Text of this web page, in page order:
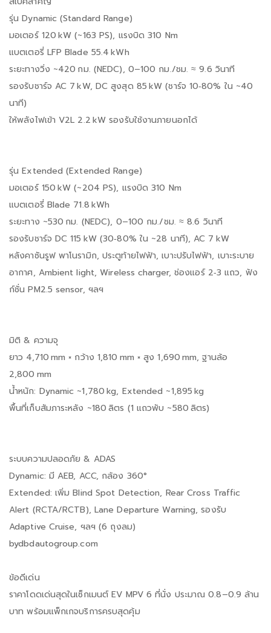
รุ่น Dynamic (Standard Range)
มอเตอร์ 120 kW (~163 PS), แรงบิด 310 Nm
แบตเตอรี่ LFP Blade 55.4 kWh
ระยะทางวิ่ง ~420 กม. (NEDC), 0–100 กม./ชม. ≈ 9.6 วินาที
รองรับชาร์จ AC 7 kW, DC สูงสุด 85 kW (ชาร์จ 10‑80% ใน ~40
นาที)
ให้พลังไฟเข้า V2L 2.2 kW รองรับใช้งานภายนอกได้
รุ่น Extended (Extended Range)
มอเตอร์ 150 kW (~204 PS), แรงบิด 310 Nm
แบตเตอรี่ Blade 71.8 kWh
ระยะทาง ~530 กม. (NEDC), 0–100 กม./ชม. ≈ 8.6 วินาที
รองรับชาร์จ DC 115 kW (30‑80% ใน ~28 นาที), AC 7 kW
หลังคาซันรูฟ พาโนรามิก, ประตูท้ายไฟฟ้า, เบาะปรับไฟฟ้า, เบาะระบาย
อากาศ, Ambient light, Wireless charger, ช่องแอร์ 2‑3 แถว, ฟัง
ก์ชั่น PM2.5 sensor, ฯลฯ
มิติ & ความจุ
ยาว 4,710 mm × กว้าง 1,810 mm × สูง 1,690 mm, ฐานล้อ
2,800 mm
น้ำหนัก: Dynamic ~1,780 kg, Extended ~1,895 kg
พื้นที่เก็บสัมภาระหลัง ~180 ลิตร (1 แถวพับ ~580 ลิตร)
ระบบความปลอดภัย & ADAS
Dynamic: มี AEB, ACC, กล้อง 360°
Extended: เพิ่ม Blind Spot Detection, Rear Cross Traffic
Alert (RCTA/RCTB), Lane Departure Warning, รองรับ
Adaptive Cruise, ฯลฯ (6 ถุงลม)
bydbdautogroup.com
ข้อดีเด่น
ราคาโดดเด่นสุดในเซ็กเมนต์ EV MPV 6 ที่นั่ง ประมาณ 0.8–0.9 ล้าน
บาท พร้อมแพ็กเกจบริการครบสุดคุ้ม